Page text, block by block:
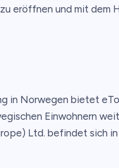
eröffnen und mit dem
in Norwegen bietet
Einwohnern
Ltd. befindet sich